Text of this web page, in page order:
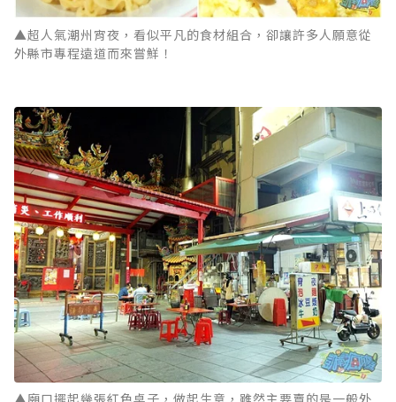
▲超人氣潮州宵夜，看似平凡的食材組合，卻讓許多人願意從
外縣市專程遠道而來嘗鮮！
▲廟口擺起幾張紅色桌子，做起生意，雖然主要賣的是一般外